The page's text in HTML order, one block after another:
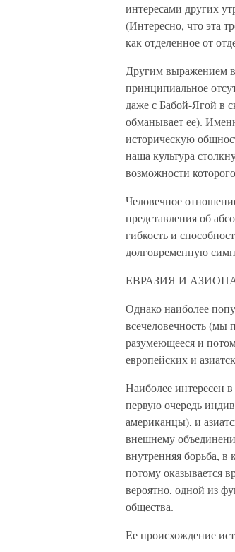
интересами других
(Интересно, что эта
как отделенное от
Другим выражением
принципиальное
даже с Бабой-Ягой в
обманывает ее).
историческую
наша культура
возможности
Человечное
представления об
гибкость и
долговременную
ЕВРАЗИЯ И
Однако наиболее
всечеловечность (мы
разумеющееся и
европейских и
Наиболее интересен
первую очередь
американцы), и
внешнему
внутренняя борьба, в
потому оказывается
вероятно, одной из
общества.
Ее происхождение